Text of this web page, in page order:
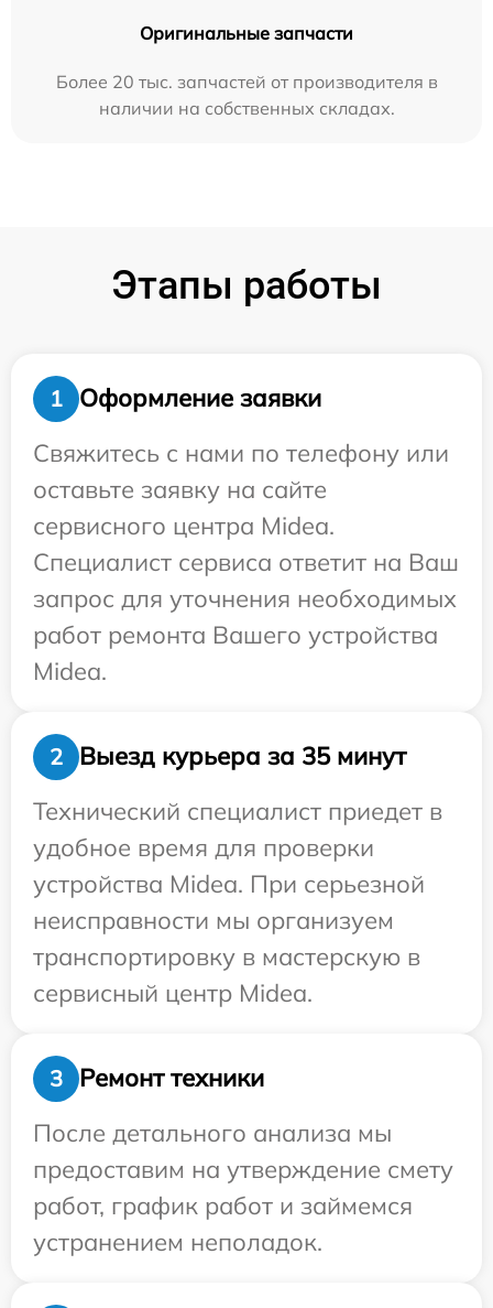
Оригинальные запчасти
Более 20 тыс. запчастей от производителя в
наличии на собственных складах.
Этапы работы
1
Оформление заявки
Свяжитесь с нами по телефону или
оставьте заявку на сайте
сервисного центра Midea.
Специалист сервиса ответит на Ваш
запрос для уточнения необходимых
работ ремонта Вашего устройства
Midea.
2
Выезд курьера за 35 минут
Технический специалист приедет в
удобное время для проверки
устройства Midea. При серьезной
неисправности мы организуем
транспортировку в мастерскую в
сервисный центр Midea.
3
Ремонт техники
После детального анализа мы
предоставим на утверждение смету
работ, график работ и займемся
устранением неполадок.